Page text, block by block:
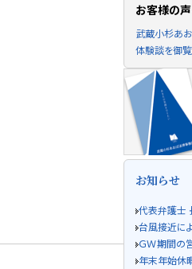
お客様の声
武蔵小杉あ
体験談を御覧
お知らせ
代表弁護士
台風接近に
ＧＷ期間の
年末年始休